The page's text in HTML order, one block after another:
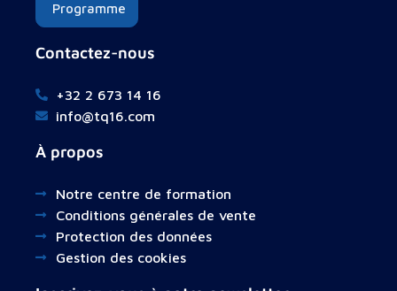
Programme
Contactez-nous
+32 2 673 14 16
info@tq16.com
À propos
Notre centre de formation
Conditions générales de vente
Protection des données
Gestion des cookies